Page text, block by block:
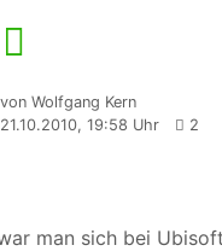
von Wolfgang Kern
21.10.2010, 19:58 Uhr
2
man sich bei